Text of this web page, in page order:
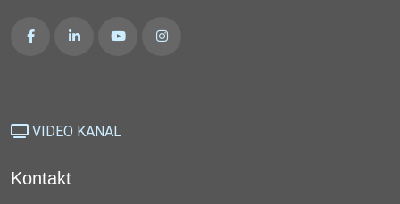
VIDEO KANAL
Kontakt